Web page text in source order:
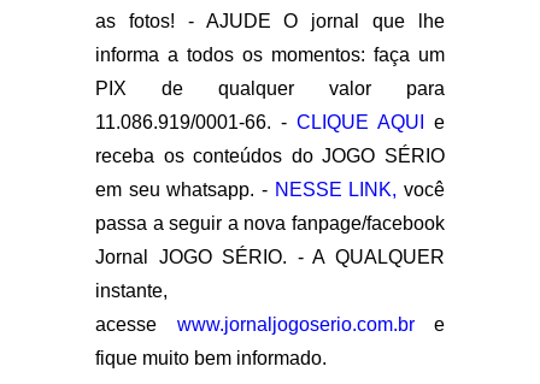
as fotos! - AJUDE O jornal que lhe
informa a todos os momentos: faça um
PIX de qualquer valor para
11.086.919/0001-66. - CLIQUE AQUI
e
receba os conteúdos do JOGO SÉRIO
em seu whatsapp. - NESSE LINK, você
passa a seguir a nova fanpage/facebook
Jornal JOGO SÉRIO. - A QUALQUER
instante,
acesse www.jornaljogoserio.com.bre
fique muito bem informado.